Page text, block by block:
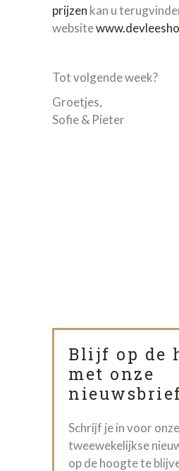
prijzen kan u
website
Tot volgende week?
Groetjes,
Sofie & Pieter
Blijf op de
met onze
Schrijf je in voor onze
tweewekelijkse
op de hoogte te